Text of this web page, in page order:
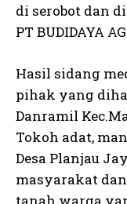
di serobot dan
PT BUDIDAYA
Hasil sidang
pihak yang
Danramil
Tokoh adat,
Desa Planjau
masyarakat